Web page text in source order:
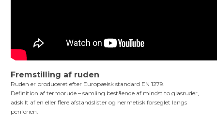
Fremstilling af ruden
Ruden er produceret efter Europæisk standard EN 1279.
Definition af termorude – samling bestående af mindst to glasruder,
adskilt af en eller flere afstandslister og hermetisk forseglet langs
periferien.